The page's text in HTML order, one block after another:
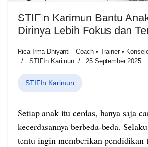
STIFIn Karimun Bantu
Dirinya Lebih Fokus dan
Rica Irma Dhiyanti - Coach • Trainer •
STIFIn Karimun
25 September 2025
STIFIn Karimun
Setiap anak itu cerdas, hanya saja
kecerdasannya berbeda-beda.
tentu ingin memberikan pendidikan